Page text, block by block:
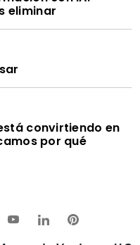
eliminar
convirtiendo en
por qué